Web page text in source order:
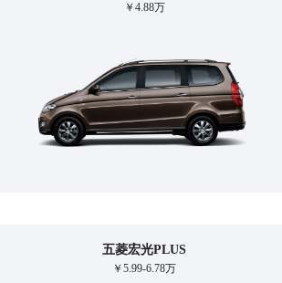
￥4.88万
五菱宏光PLUS
￥5.99-6.78万